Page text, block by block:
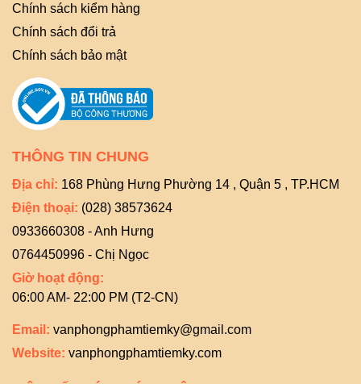
Chính sách kiểm hàng
Chính sách đổi trả
Chính sách bảo mật
THÔNG TIN CHUNG
Địa chỉ: 168 Phùng Hưng Phường 14 , Quận 5 , TP.HCM
Điện thoại: (028) 38573624
0933660308 - Anh Hưng
0764450996 - Chị Ngọc
Giờ hoạt động:
06:00 AM- 22:00 PM (T2-CN)
Email: vanphongphamtiemky@gmail.com
Website: vanphongphamtiemky.com